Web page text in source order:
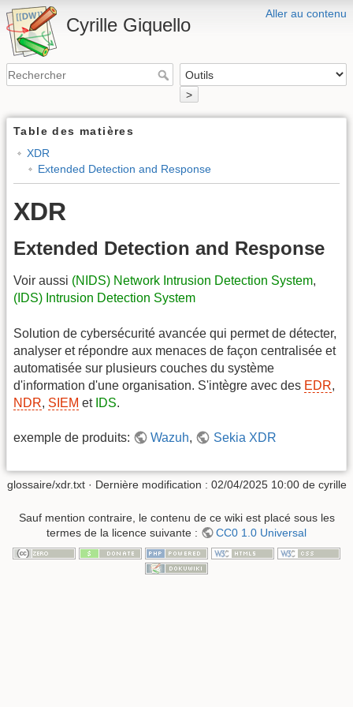
Aller au contenu
Cyrille Giquello
>
Table des matières
XDR
Extended Detection and Response
XDR
Extended Detection and Response
Voir aussi (NIDS) Network Intrusion Detection System,
(IDS) Intrusion Detection System
Solution de cybersécurité avancée qui permet de détecter,
analyser et répondre aux menaces de façon centralisée et
automatisée sur plusieurs couches du système
d'information d'une organisation. S'intègre avec des EDR,
NDR, SIEM et IDS.
exemple de produits: Wazuh, Sekia XDR
glossaire/xdr.txt · Dernière modification : 02/04/2025 10:00 de cyrille
Sauf mention contraire, le contenu de ce wiki est placé sous les
termes de la licence suivante :
CC0 1.0 Universal